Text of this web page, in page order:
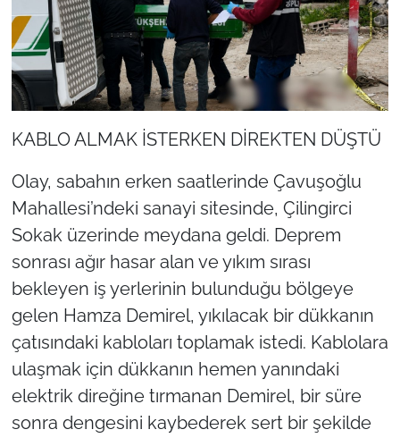
KABLO ALMAK İSTERKEN DİREKTEN DÜŞTÜ
Olay, sabahın erken saatlerinde Çavuşoğlu
Mahallesi’ndeki sanayi sitesinde, Çilingirci
Sokak üzerinde meydana geldi. Deprem
sonrası ağır hasar alan ve yıkım sırası
bekleyen iş yerlerinin bulunduğu bölgeye
gelen Hamza Demirel, yıkılacak bir dükkanın
çatısındaki kabloları toplamak istedi. Kablolara
ulaşmak için dükkanın hemen yanındaki
elektrik direğine tırmanan Demirel, bir süre
sonra dengesini kaybederek sert bir şekilde